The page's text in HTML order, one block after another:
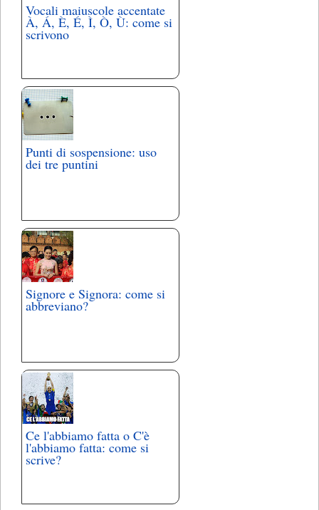
Vocali maiuscole accentate
À, Á, È, É, Ì, Ò, Ù: come si
scrivono
Punti di sospensione: uso
dei tre puntini
Signore e Signora: come si
abbreviano?
Ce l'abbiamo fatta o C'è
l'abbiamo fatta: come si
scrive?